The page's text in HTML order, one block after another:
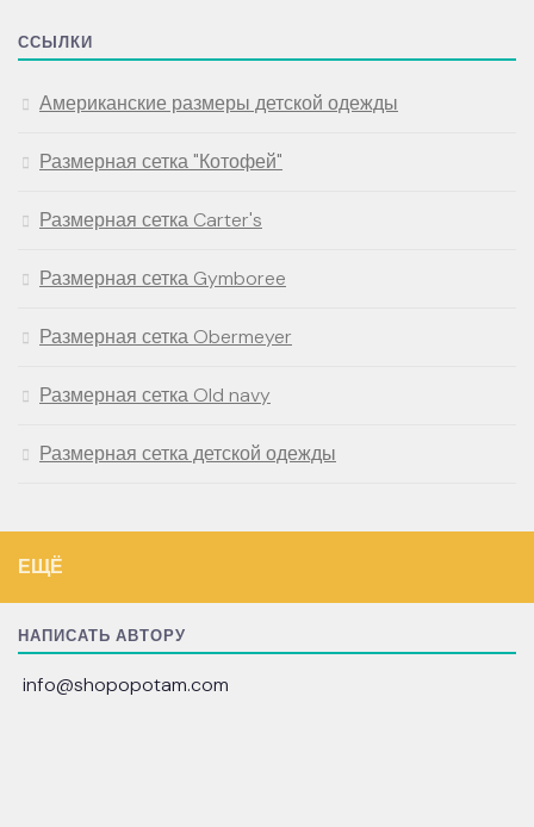
ССЫЛКИ
Американские размеры детской одежды
Размерная сетка "Котофей"
Размерная сетка Carter's
Размерная сетка Gymboree
Размерная сетка Obermeyer
Размерная сетка Old navy
Размерная сетка детской одежды
ЕЩЁ
НАПИСАТЬ АВТОРУ
info@shopopotam.com